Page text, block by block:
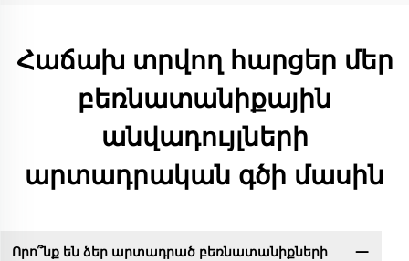
Հաճախ տրվող հարցեր մեր
բեռնատանիքային
անվադույլների
արտադրական գծի մասին
Որո՞նք են ձեր արտադրած բեռնատանիքների